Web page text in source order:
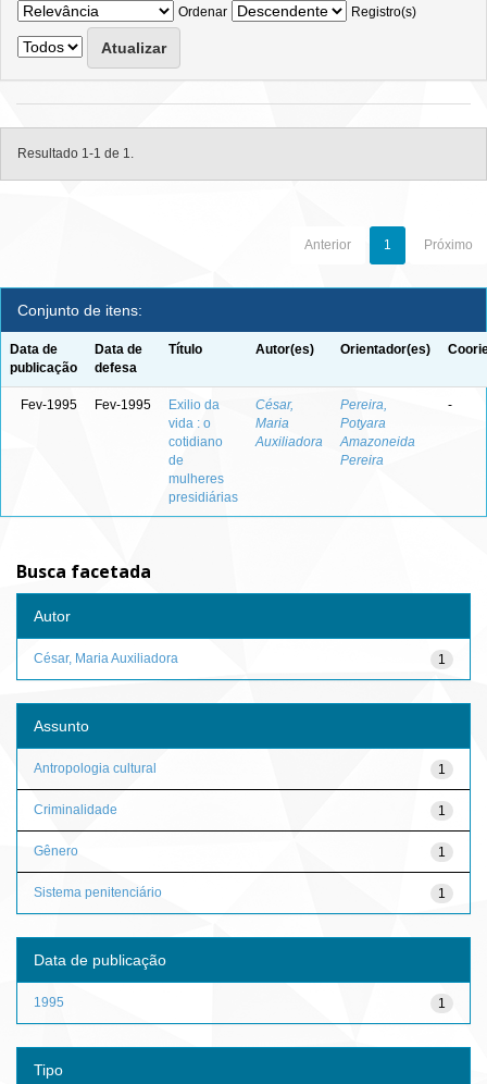
Ordenar
Registro(s)
Resultado 1-1 de 1.
Anterior 1 Próximo
Conjunto de itens:
Data de
publicação
Data de
defesa
Título Autor(es) Orientador(es)
Fev-1995 Fev-1995
Exilio da
vida : o
cotidiano
de
mulheres
presidiárias
César,
Maria
Auxiliadora
Pereira,
Potyara
Amazoneida
Pereira
-
Busca facetada
Autor
1
César, Maria Auxiliadora
Assunto
1
Antropologia cultural
1
Criminalidade
1
Gênero
1
Sistema penitenciário
Data de publicação
1
1995
Tipo